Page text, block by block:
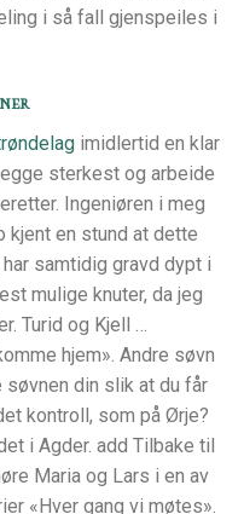
i så fall gjenspeiles i
imidlertid en klar
sterkest og arbeide
Ingeniøren i meg
kjent en stund at dette
samtidig gravd dypt i
mulige knuter, da jeg
Turid og Kjell …
hjem». Andre søvn
din slik at du får
kontroll, som på Ørje?
i Agder. add Tilbake til
Maria og Lars i en av
«Hver gang vi møtes».